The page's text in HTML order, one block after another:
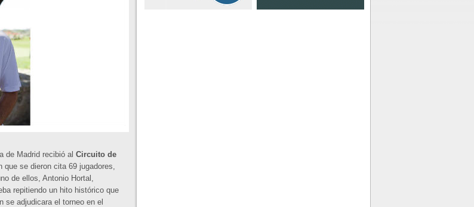
de Madrid recibió al Circuito de
que se dieron cita 69 jugadores,
de ellos, Antonio Hortal,
repitiendo un hito histórico que
se adjudicara el torneo en el